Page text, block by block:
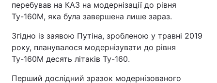
перебував на КАЗ на модернізації до рівня
Ту-160М, яка була завершена лише зараз.
Згідно із заявою Путіна, зробленою у травні 2019
року, планувалося модернізувати до рівня
Ту-160М десять літаків Ту-160.
Перший дослідний зразок модернізованого